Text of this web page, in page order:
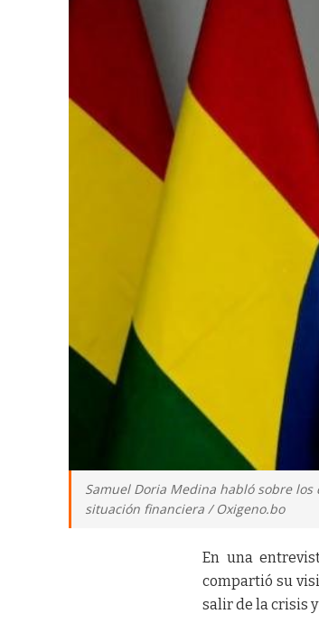
Samuel Doria Medina habló sobre
situación financiera / Oxigeno.bo
En una
compartió su
salir de la crisis